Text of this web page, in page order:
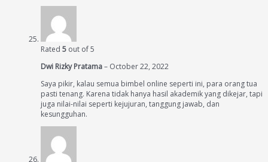
Rated 5 out of 5
Dwi Rizky Pratama– October 22, 2022
Saya pikir, kalau semua bimbel online seperti ini, para orang tua
pasti tenang. Karena tidak hanya hasil akademik yang dikejar, tapi
juga nilai-nilai seperti kejujuran, tanggung jawab, dan
kesungguhan.